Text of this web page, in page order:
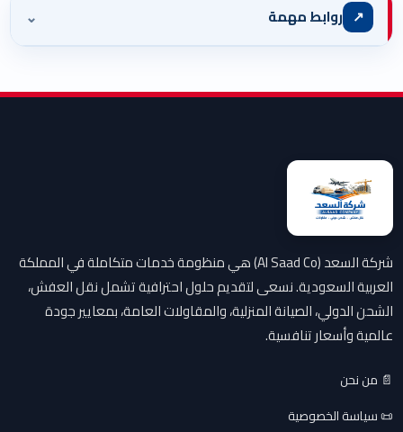
↗ روابط مهمة ⌄
شركة السعد (Al Saad Co) هي منظومة خدمات متكاملة في المملكة
العربية السعودية. نسعى لتقديم حلول احترافية تشمل نقل العفش،
الشحن الدولي، الصيانة المنزلية، والمقاولات العامة، بمعايير جودة
عالمية وأسعار تنافسية.
📄 من نحن
📜 سياسة الخصوصية